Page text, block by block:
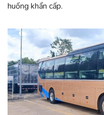
huống khẩn cấp.